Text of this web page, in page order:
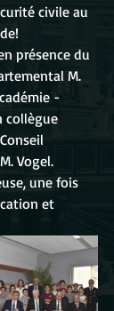
civile au
présence du
M.
-
collègue
Vogel.
une fois
et